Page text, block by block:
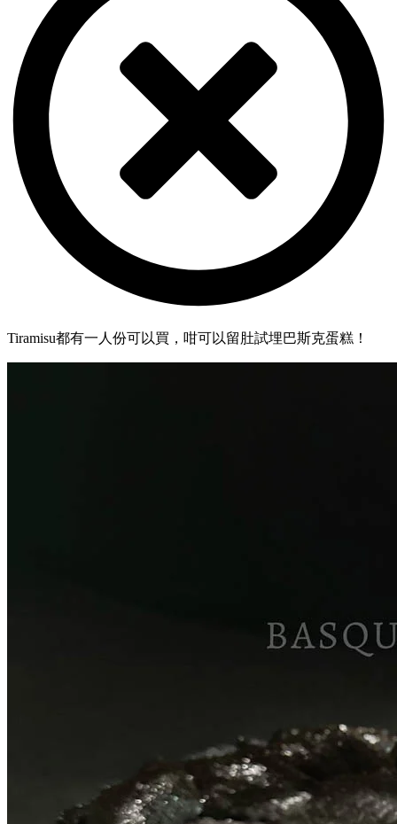
Tiramisu都有一人份可以買，咁可以留肚試埋巴斯克蛋糕！